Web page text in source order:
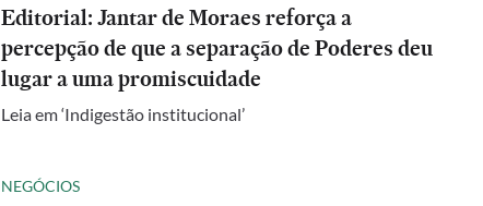
Editorial: Jantar de Moraes reforça a
percepção de que a separação de Poderes deu
lugar a uma promiscuidade
Leia em ‘Indigestão institucional’
NEGÓCIOS